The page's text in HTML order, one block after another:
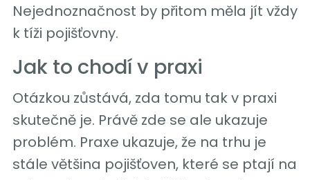
Nejednoznačnost by přitom měla jít vždy
k tíži pojišťovny.
Jak to chodí v praxi
Otázkou zůstává, zda tomu tak v praxi
skutečně je. Právě zde se ale ukazuje
problém. Praxe ukazuje, že na trhu je
stále většina pojišťoven, které se ptají na